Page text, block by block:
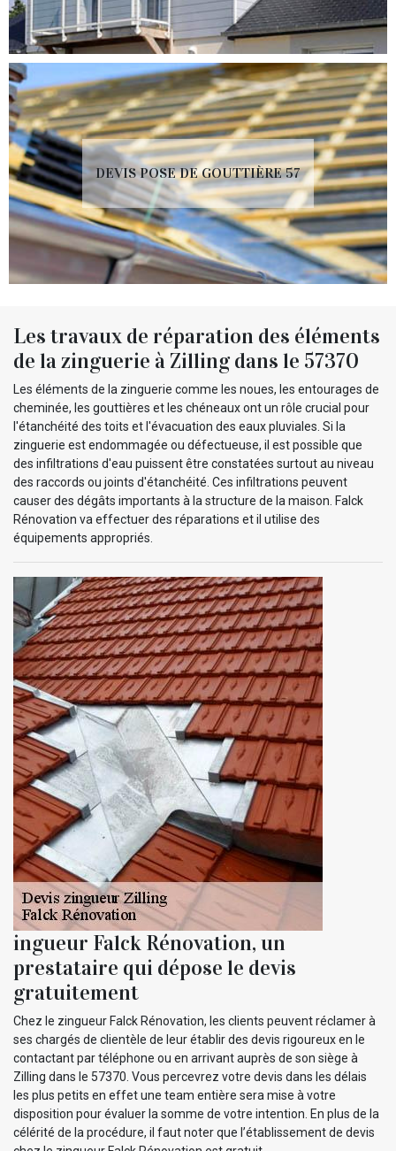
DEVIS POSE DE GOUTTIÈRE 57
Les travaux de réparation des éléments
de la zinguerie à Zilling dans le 57370
Les éléments de la zinguerie comme les noues, les entourages de
cheminée, les gouttières et les chéneaux ont un rôle crucial pour
l'étanchéité des toits et l'évacuation des eaux pluviales. Si la
zinguerie est endommagée ou défectueuse, il est possible que
des infiltrations d'eau puissent être constatées surtout au niveau
des raccords ou joints d'étanchéité. Ces infiltrations peuvent
causer des dégâts importants à la structure de la maison. Falck
Rénovation va effectuer des réparations et il utilise des
équipements appropriés.
ingueur Falck Rénovation, un
prestataire qui dépose le devis
gratuitement
Chez le zingueur Falck Rénovation, les clients peuvent réclamer à
ses chargés de clientèle de leur établir des devis rigoureux en le
contactant par téléphone ou en arrivant auprès de son siège à
Zilling dans le 57370. Vous percevrez votre devis dans les délais
les plus petits en effet une team entière sera mise à votre
disposition pour évaluer la somme de votre intention. En plus de la
célérité de la procédure, il faut noter que l’établissement de devis